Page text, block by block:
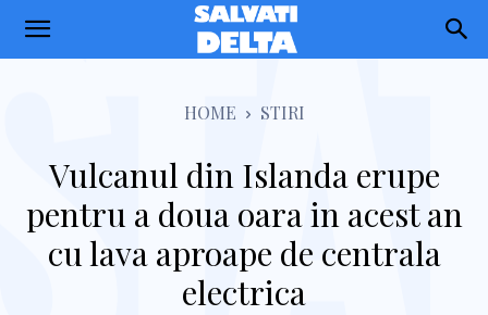
Salvati
HOME STIRI
Vulcanul din Islanda erupe
pentru a doua oara in acest an
cu lava aproape de centrala
electrica